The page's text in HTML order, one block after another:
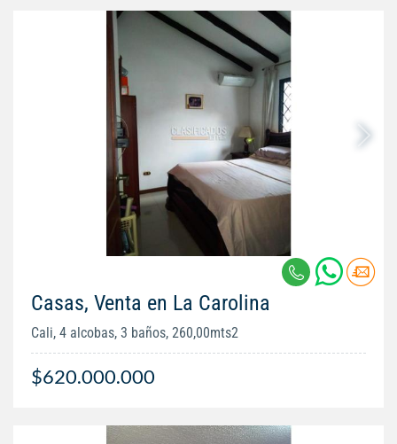
Casas, Venta en La Carolina
Cali, 4 alcobas, 3 baños, 260,00mts2
$620.000.000